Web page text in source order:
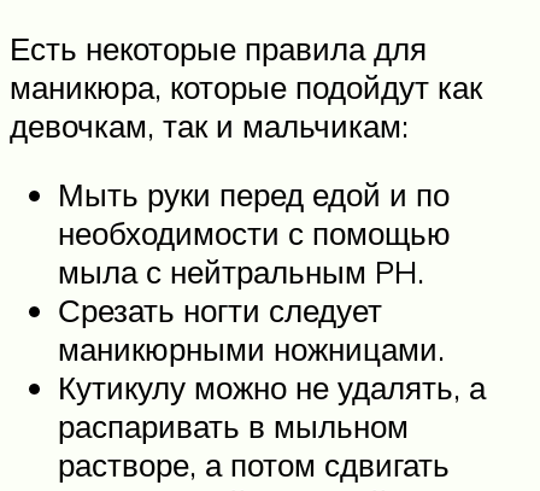
Есть некоторые правила для
маникюра, которые подойдут как
девочкам, так и мальчикам:
Мыть руки перед едой и по
необходимости с помощью
мыла с нейтральным PH.
Срезать ногти следует
маникюрными ножницами.
Кутикулу можно не удалять, а
распаривать в мыльном
растворе, а потом сдвигать